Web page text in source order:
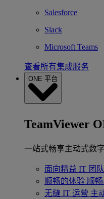
Salesforce
Slack
Microsoft Teams
查看所有集成服务
ONE 平台
TeamViewer
一站式畅享主动式数
面向精益 IT 团队
顺畅的体验 顺
无缝 IT 运营 主